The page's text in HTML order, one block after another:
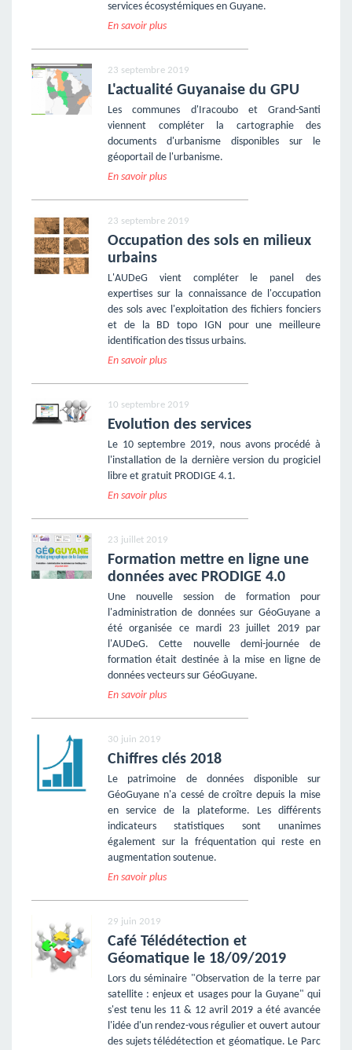
services écosystémiques en Guyane.
En savoir plus
23 septembre 2019
L'actualité Guyanaise du GPU
Les communes d'Iracoubo et Grand-Santi
viennent compléter la cartographie des
documents d'urbanisme disponibles sur le
géoportail de l'urbanisme.
En savoir plus
23 septembre 2019
Occupation des sols en milieux
urbains
L'AUDeG vient compléter le panel des
expertises sur la connaissance de l'occupation
des sols avec l'exploitation des fichiers fonciers
et de la BD topo IGN pour une meilleure
identification des tissus urbains.
En savoir plus
10 septembre 2019
Evolution des services
Le 10 septembre 2019, nous avons procédé à
l'installation de la dernière version du progiciel
libre et gratuit PRODIGE 4.1.
En savoir plus
23 juillet 2019
Formation mettre en ligne une
données avec PRODIGE 4.0
Une nouvelle session de formation pour
l'administration de données sur GéoGuyane a
été organisée ce mardi 23 juillet 2019 par
l'AUDeG. Cette nouvelle demi-journée de
formation était destinée à la mise en ligne de
données vecteurs sur GéoGuyane.
En savoir plus
30 juin 2019
Chiffres clés 2018
Le patrimoine de données disponible sur
GéoGuyane n'a cessé de croître depuis la mise
en service de la plateforme. Les différents
indicateurs statistiques sont unanimes
également sur la fréquentation qui reste en
augmentation soutenue.
En savoir plus
29 juin 2019
Café Télédétection et
Géomatique le 18/09/2019
Lors du séminaire "Observation de la terre par
satellite : enjeux et usages pour la Guyane" qui
s'est tenu les 11 & 12 avril 2019 a été avancée
l'idée d'un rendez-vous régulier et ouvert autour
des sujets télédétection et géomatique. Le Parc